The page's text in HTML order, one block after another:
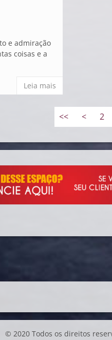
e admiração
coisas e a
Leia mais
<< < 2
© 2020 Todos os direitos